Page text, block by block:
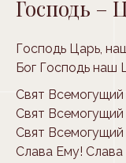
Господь –
Господь Царь,
Бог Господь наш
Свят
Свят Всемогущий
Свят
Слава Ему! Слава